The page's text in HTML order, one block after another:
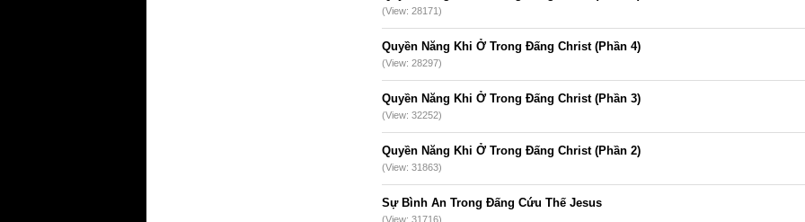
(View: 28171)
Quyền Năng Khi Ở Trong Đấng Christ (Phần 4)
(View: 28297)
Quyền Năng Khi Ở Trong Đấng Christ (Phần 3)
(View: 32252)
Quyền Năng Khi Ở Trong Đấng Christ (Phần 2)
(View: 31863)
Sự Bình An Trong Đấng Cứu Thế Jesus
(View: 31716)